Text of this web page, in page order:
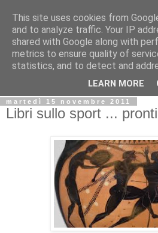
Biblio@rti in
Il Blog della Biblioteca di Area
informazioni iniziative incontri
martedì 15 novembre 2011
Libri sullo sport ...
This site uses cookies from
and to analyze traffic. Your IP
shared with Google along with
metrics to ensure quality of
statistics, and to detect and
LEARN MORE